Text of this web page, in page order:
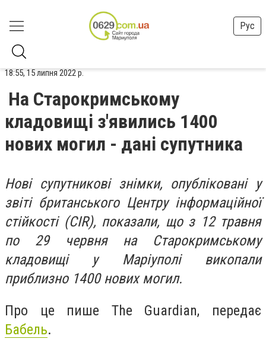
Рус
18:55, 15 липня 2022 р.
На Старокримському
кладовищі з'явились 1400
нових могил - дані супутника
Нові супутникові знімки, опубліковані у
звіті британського Центру інформаційної
стійкості (CIR), показали, що з 12 травня
по 29 червня на Старокримському
кладовищі у Маріуполі викопали
приблизно 1400 нових могил.
Про це пише The Guardian, передає
Бабель.